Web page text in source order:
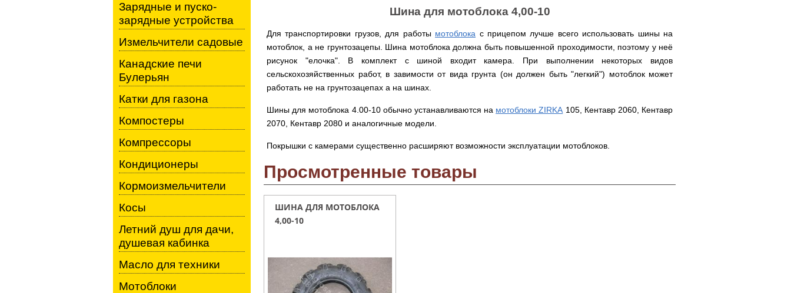
Шина для мотоблока 4,00-10
Для транспортировки грузов, для работы мотоблока с прицепом лучше всего использовать шины на
мотоблок, а не грунтозацепы. Шина мотоблока должна быть повышенной проходимости, поэтому у неё
рисунок "елочка". В комплект с шиной входит камера. При выполнении некоторых видов
сельскохозяйственных работ, в завимости от вида грунта (он должен быть "легкий") мотоблок может
работать не на грунтозацепах а на шинах.
Шины для мотоблока 4.00-10 обычно устанавливаются на мотоблоки ZIRKA 105, Кентавр 2060, Кентавр
2070, Кентавр 2080 и аналогичные модели.
Покрышки с камерами существенно расширяют возможности эксплуатации мотоблоков.
Просмотренные товары
ШИНА ДЛЯ МОТОБЛОКА
4,00-10
Зарядные и пуско-
зарядные устройства
Измельчители садовые
Канадские печи
Булерьян
Катки для газона
Компостеры
Компрессоры
Кондиционеры
Кормоизмельчители
Косы
Летний душ для дачи,
душевая кабинка
Масло для техники
Мотоблоки